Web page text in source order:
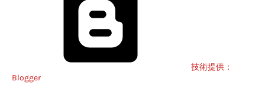
技術提供：
Blogger